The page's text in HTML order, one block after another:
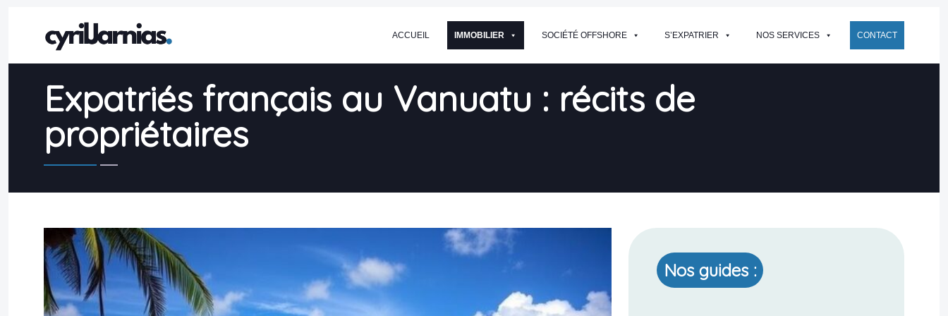
ACCUEIL IMMOBILIER SOCIÉTÉ OFFSHORE S’EXPATRIER NOS SERVICES CONTACT
Expatriés français au Vanuatu : récits de
propriétaires
Nos guides :